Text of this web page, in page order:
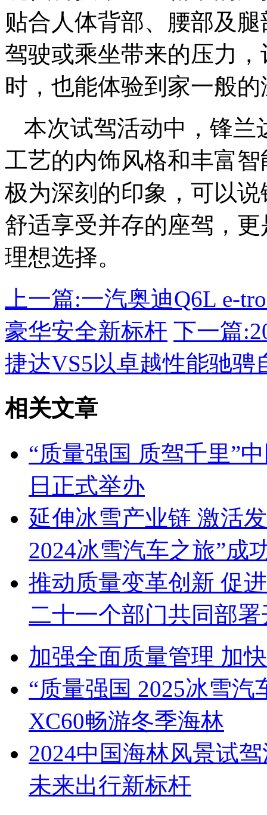
贴合人体背部、腰部及
驾驶或乘坐带来的压力
时，也能体验到家一般
本次试驾活动中，锋兰
工艺的内饰风格和丰富
极为深刻的印象，可以
舒适享受并存的座驾，
理想选择。
上一篇:一汽奥迪Q6L e-
豪华安全新标杆 下一篇:
捷达VS5以卓越性能驰骋
相关文章
“质量强国 质驾千里”
日正式举办
延伸冰雪产业链 激活
2024冰雪汽车之旅”成
推动质量变革创新 促
二十一个部门共同部
加强全面质量管理 加
“质量强国 2025冰雪
XC60畅游冬季海林
2024中国海林风景试
未来出行新标杆